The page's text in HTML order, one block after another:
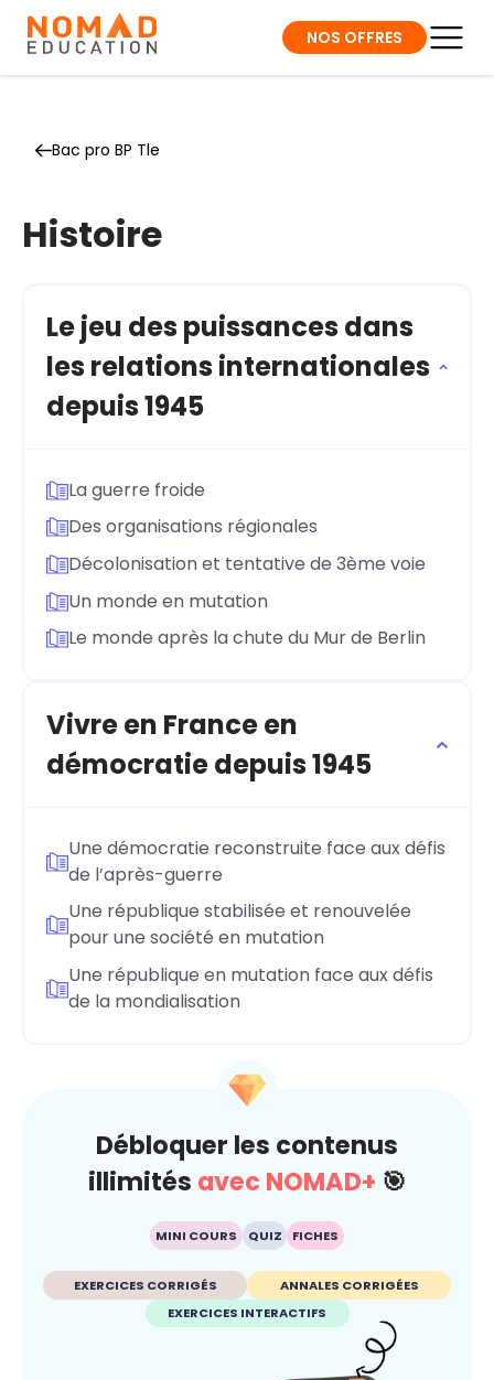
NOS OFFRES
Bac pro BP Tle
Histoire
Le jeu des puissances dans
les relations internationales
depuis 1945
La guerre froide
Des organisations régionales
Décolonisation et tentative de 3ème voie
Un monde en mutation
Le monde après la chute du Mur de Berlin
Vivre en France en
démocratie depuis 1945
Une démocratie reconstruite face aux défis
de l’après-guerre
Une république stabilisée et renouvelée
pour une société en mutation
Une république en mutation face aux défis
de la mondialisation
Débloquer les contenus
illimités avec NOMAD+ 🎯
MINI COURS QUIZ FICHES
EXERCICES CORRIGÉS
ANNALES CORRIGÉES
EXERCICES INTERACTIFS